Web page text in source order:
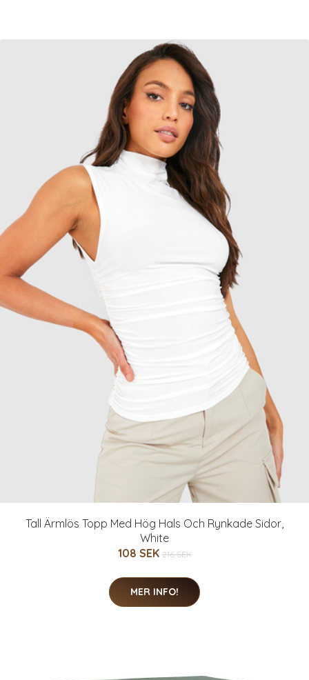
Tall Ärmlös Topp Med Hög Hals Och Rynkade Sidor,
White
108 SEK 216 SEK
MER INFO!